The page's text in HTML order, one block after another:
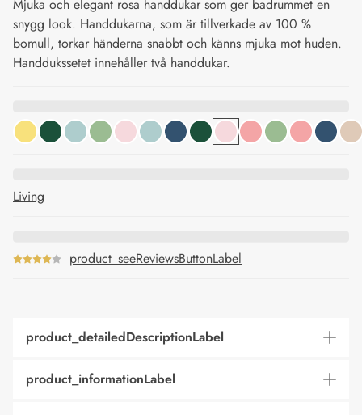
Mjuka och elegant rosa handdukar som ger badrummet en
snygg look. Handdukarna, som är tillverkade av 100 %
bomull, torkar händerna snabbt och känns mjuka mot huden.
Handdukssetet innehåller två handdukar.
Living
product_seeReviewsButtonLabel
product_detailedDescriptionLabel
product_informationLabel